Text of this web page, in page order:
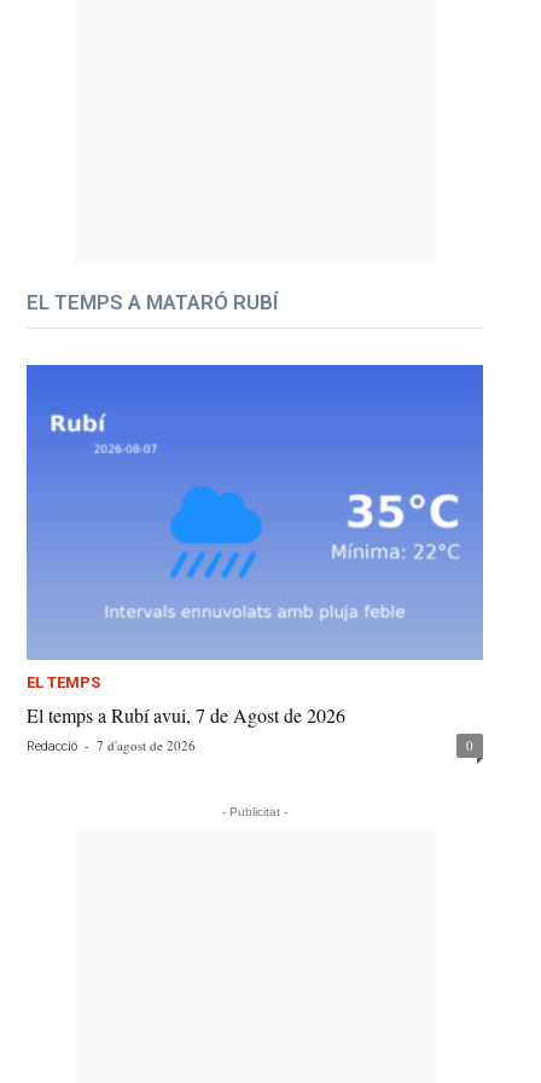
EL TEMPS A MATARÓ RUBÍ
EL TEMPS
El temps a Rubí avui, 7 de Agost de 2026
Redacció - 7 d'agost de 2026 0
- Publicitat -